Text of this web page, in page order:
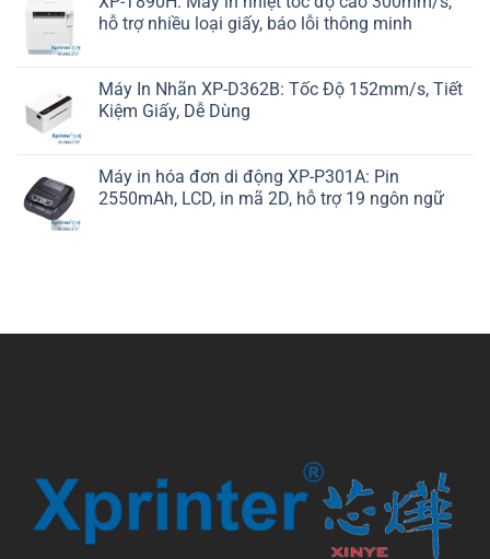
hỗ trợ nhiều loại giấy, báo lỗi thông minh
Máy In Nhãn XP-D362B: Tốc Độ 152mm/s, Tiết
Kiệm Giấy, Dễ Dùng
Máy in hóa đơn di động XP-P301A: Pin
2550mAh, LCD, in mã 2D, hỗ trợ 19 ngôn ngữ